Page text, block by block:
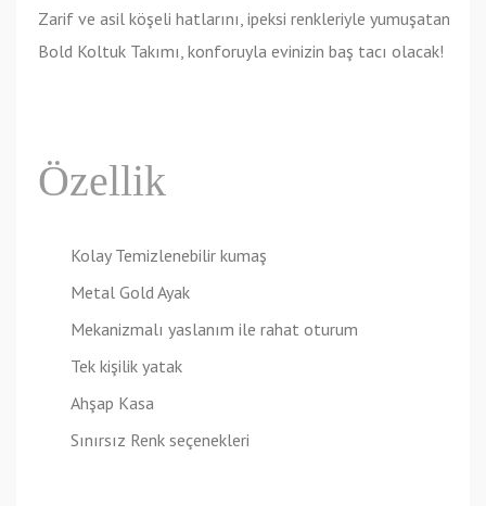
Zarif ve asil köşeli hatlarını, ipeksi renkleriyle yumuşatan
Bold Koltuk Takımı, konforuyla evinizin baş tacı olacak!
Özellik
Kolay Temizlenebilir kumaş
Metal Gold Ayak
Mekanizmalı yaslanım ile rahat oturum
Tek kişilik yatak
Ahşap Kasa
Sınırsız Renk seçenekleri